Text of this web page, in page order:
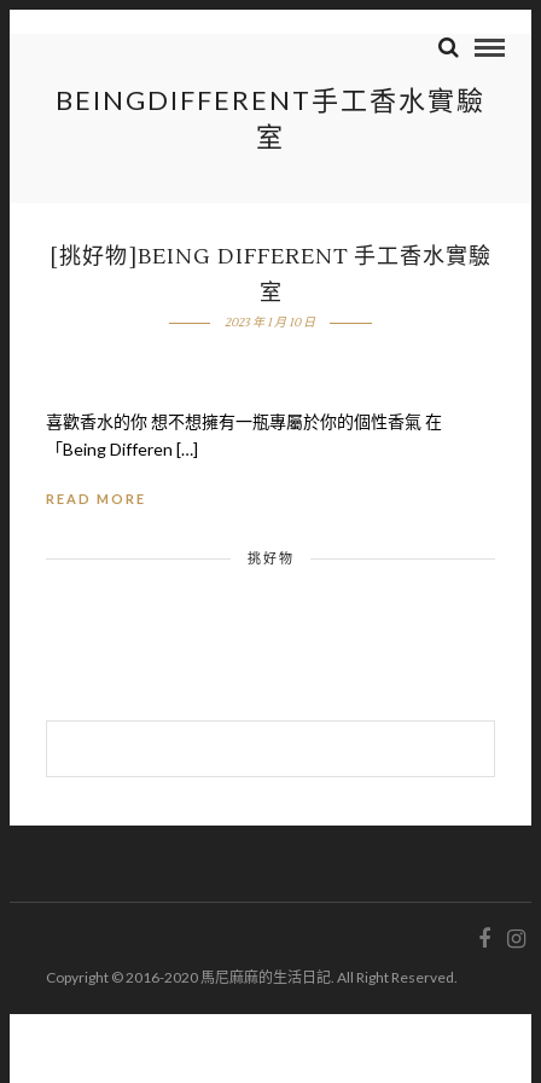
BEINGDIFFERENT手工香水實驗
室
[挑好物]BEING DIFFERENT 手工香水實驗
室
2023 年 1 月 10 日
喜歡香水的你 想不想擁有一瓶專屬於你的個性香氣 在
「Being Differen […]
READ MORE
挑好物
Copyright © 2016-2020 馬尼麻麻的生活日記. All Right Reserved.